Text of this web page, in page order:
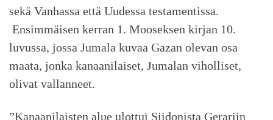
sekä Vanhassa että Uudessa testamentissa.
Ensimmäisen kerran 1. Mooseksen kirjan 10.
luvussa, jossa Jumala kuvaa Gazan olevan osa
maata, jonka kanaanilaiset, Jumalan viholliset,
olivat vallanneet.
”Kanaanilaisten alue ulottui Siidonista Gerariin